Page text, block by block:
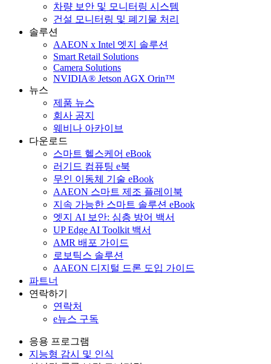
차량 보안 및 모니터링 시스템
건설 모니터링 및 폐기물 처리
솔루션
AAEON x Intel 엣지 솔루션
Smart Retail Solutions
Camera Solutions
NVIDIA® Jetson AGX Orin™
뉴스
제품 뉴스
회사 공지
웨비나 아카이브
다운로드
스마트 헬스케어 eBook
러기드 컴퓨팅 e북
무인 이동체 기술 eBook
AAEON 스마트 제조 플레이북
지속 가능한 스마트 솔루션 eBook
엣지 AI 보안: 심층 방어 백서
UP Edge AI Toolkit 백서
AMR 배포 가이드
로보틱스 솔루션
AAEON 디지털 드론 도입 가이드
파트너
연락하기
연락처
e뉴스 구독
응용 프로그램
지능형 감시 및 인식